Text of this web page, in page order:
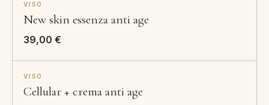
VISO
New skin essenza anti age
39,00 €
VISO
Cellular + crema anti age